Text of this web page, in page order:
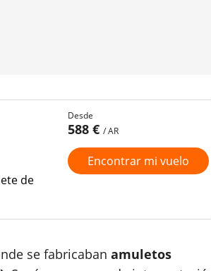
de
Desde
588 € / AR
Encontrar mi vuelo
se fabricaban amuletos